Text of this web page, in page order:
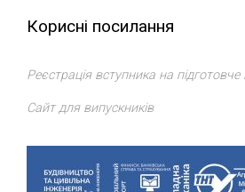
Корисні посилання
Реєстрація вступника на підготовче
Сайт для випускників